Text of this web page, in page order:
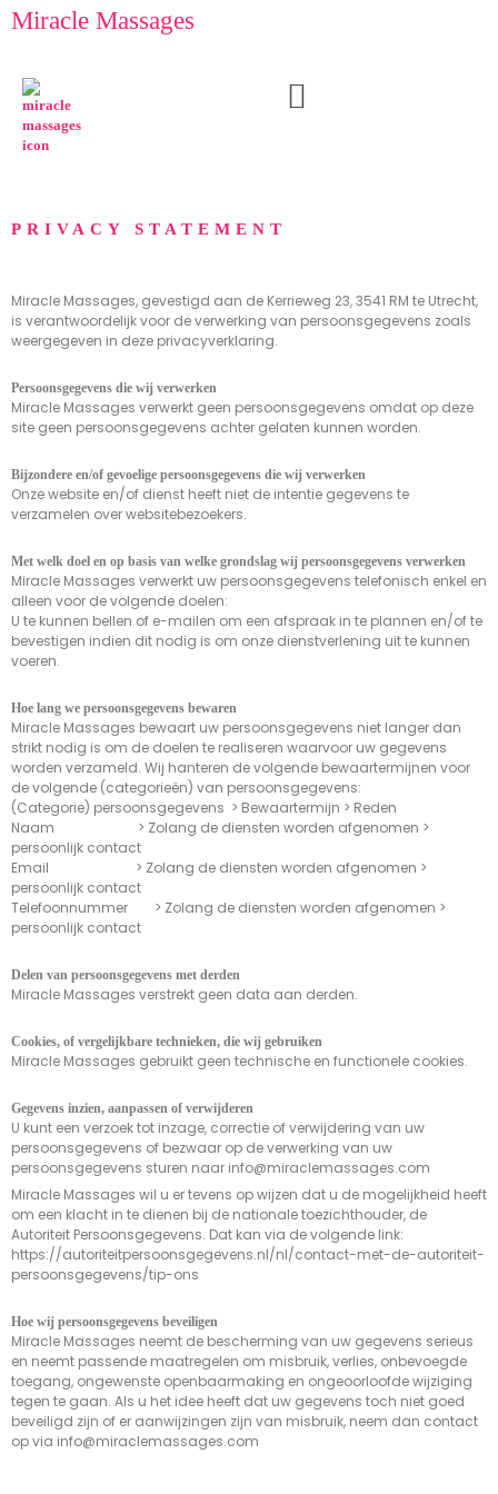
SkipMiracle Massages
PRIVACY STATEMENT
Miracle Massages, gevestigd aan de Kerrieweg 23, 3541 RM te Utrecht,
is verantwoordelijk voor de verwerking van persoonsgegevens zoals
weergegeven in deze privacyverklaring.
Persoonsgegevens die wij verwerken
Miracle Massages verwerkt geen persoonsgegevens omdat op deze
site geen persoonsgegevens achter gelaten kunnen worden.
Bijzondere en/of gevoelige persoonsgegevens die wij verwerken
Onze website en/of dienst heeft niet de intentie gegevens te
verzamelen over websitebezoekers.
Met welk doel en op basis van welke grondslag wij persoonsgegevens verwerken
Miracle Massages verwerkt uw persoonsgegevens telefonisch enkel en
alleen voor de volgende doelen:
U te kunnen bellen of e-mailen om een afspraak in te plannen en/of te
bevestigen indien dit nodig is om onze dienstverlening uit te kunnen
voeren.
Hoe lang we persoonsgegevens bewaren
Miracle Massages bewaart uw persoonsgegevens niet langer dan
strikt nodig is om de doelen te realiseren waarvoor uw gegevens
worden verzameld. Wij hanteren de volgende bewaartermijnen voor
de volgende (categorieën) van persoonsgegevens:
(Categorie) persoonsgegevens > Bewaartermijn > Reden
Naam > Zolang de diensten worden afgenomen >
persoonlijk contact
Email > Zolang de diensten worden afgenomen >
persoonlijk contact
Telefoonnummer > Zolang de diensten worden afgenomen >
persoonlijk contact
Delen van persoonsgegevens met derden
Miracle Massages verstrekt geen data aan derden.
Cookies, of vergelijkbare technieken, die wij gebruiken
Miracle Massages gebruikt geen technische en functionele cookies.
Gegevens inzien, aanpassen of verwijderen
U kunt een verzoek tot inzage, correctie of verwijdering van uw
persoonsgegevens of bezwaar op de verwerking van uw
persoonsgegevens sturen naar info@miraclemassages.com
Miracle Massages wil u er tevens op wijzen dat u de mogelijkheid heeft
om een klacht in te dienen bij de nationale toezichthouder, de
Autoriteit Persoonsgegevens. Dat kan via de volgende link:
https://autoriteitpersoonsgegevens.nl/nl/contact-met-de-autoriteit-
persoonsgegevens/tip-ons
Hoe wij persoonsgegevens beveiligen
Miracle Massages neemt de bescherming van uw gegevens serieus
en neemt passende maatregelen om misbruik, verlies, onbevoegde
toegang, ongewenste openbaarmaking en ongeoorloofde wijziging
tegen te gaan. Als u het idee heeft dat uw gegevens toch niet goed
beveiligd zijn of er aanwijzingen zijn van misbruik, neem dan contact
op via info@miraclemassages.com